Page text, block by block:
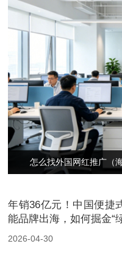
怎么找外国网红推广（
年销36亿元！中国便捷
能品牌出海，如何掘金“
经济”新风口
2026-04-30